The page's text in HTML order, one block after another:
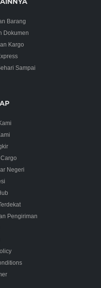
Barang
Dokumen
Kargo
Sampai
Negeri
Pengiriman